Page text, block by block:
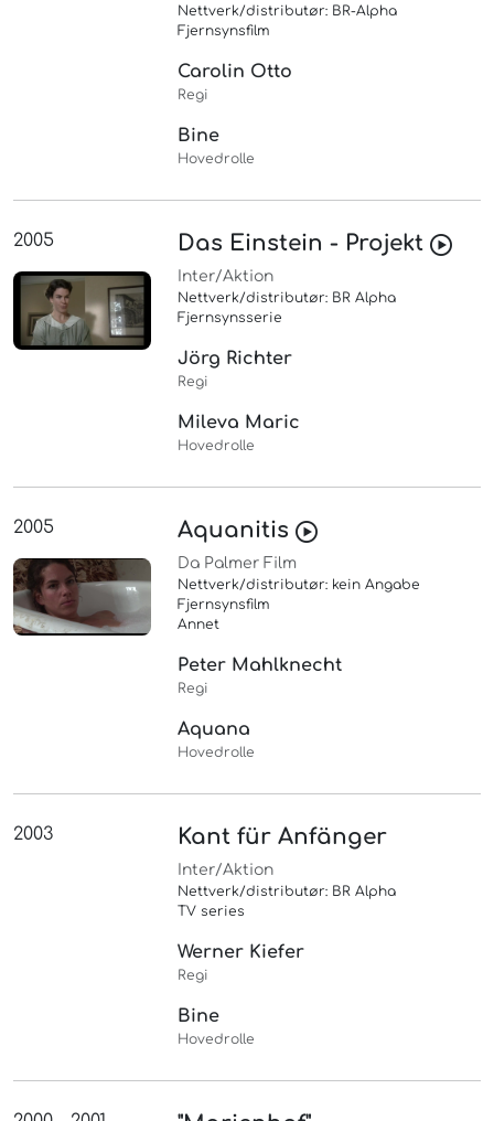
Nettverk/distributør: BR-Alpha
Fjernsynsfilm
Carolin Otto
Regi
Bine
Hovedrolle
2005 Das Einstein - Projekt
Inter/Aktion
Nettverk/distributør: BR Alpha
Fjernsynsserie
Jörg Richter
Regi
Mileva Maric
Hovedrolle
2005 Aquanitis
Da Palmer Film
Nettverk/distributør: kein Angabe
Fjernsynsfilm
Annet
Peter Mahlknecht
Regi
Aquana
Hovedrolle
2003 Kant für Anfänger
Inter/Aktion
Nettverk/distributør: BR Alpha
TV series
Werner Kiefer
Regi
Bine
Hovedrolle